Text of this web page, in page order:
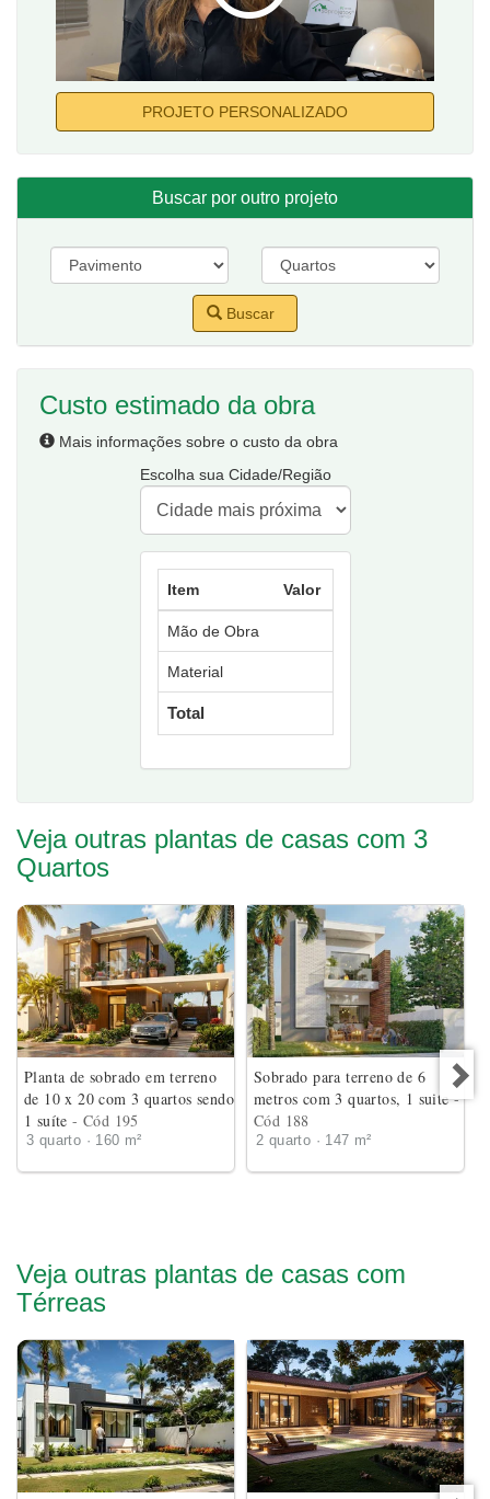
PROJETO PERSONALIZADO
Buscar por outro projeto
Buscar
Custo estimado da obra
Mais informações sobre o custo da obra
Escolha sua Cidade/Região
Item Valor
Mão de Obra
Material
Total
Veja outras plantas de casas com 3
Quartos
Planta de sobrado em terreno
de 10 x 20 com 3 quartos sendo
1 suíte- Cód 195
3 quarto · 160 m²
Sobrado para terreno de 6
metros com 3 quartos, 1 suite-
Cód 188
2 quarto · 147 m²
Veja outras plantas de casas com
Térreas